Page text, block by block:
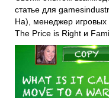
статье для
Ha), менеджер игровых
The Price is Right и